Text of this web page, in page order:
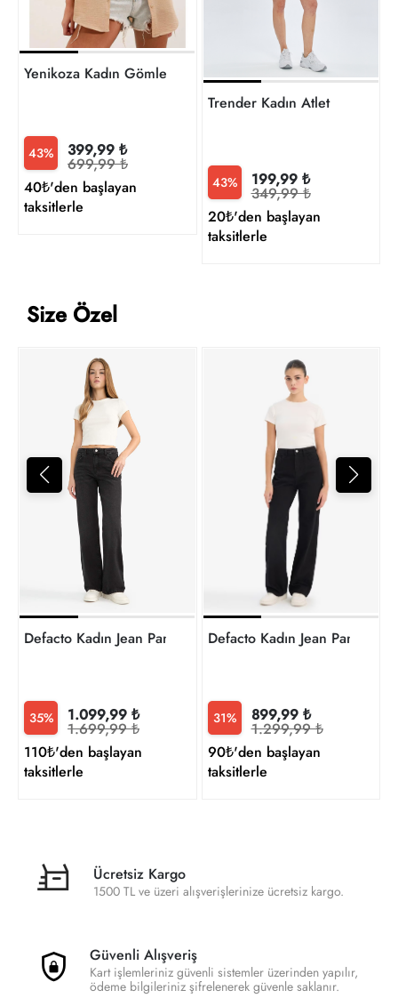
Yenikoza Kadın Gömlek
43% 399,99 ₺
699,99 ₺
40₺'den başlayan
taksitlerle
Trender Kadın Atlet
43% 199,99 ₺
349,99 ₺
20₺'den başlayan
taksitlerle
Size Özel
Defacto Kadın Jean Pantolon F2952AX/NM40
35% 1.099,99 ₺
1.699,99 ₺
110₺'den başlayan
taksitlerle
Defacto Kadın Jean
31% 899,99 ₺
1.299,99 ₺
90₺'den başlayan
taksitlerle
Ücretsiz Kargo
1500 TL ve üzeri alışverişlerinize ücretsiz kargo.
Güvenli Alışveriş
Kart işlemleriniz güvenli sistemler üzerinden yapılır,
ödeme bilgileriniz şifrelenerek güvenle saklanır.